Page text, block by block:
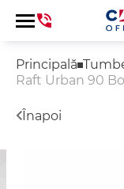
Principală
Raft Urban 90
Înapoi